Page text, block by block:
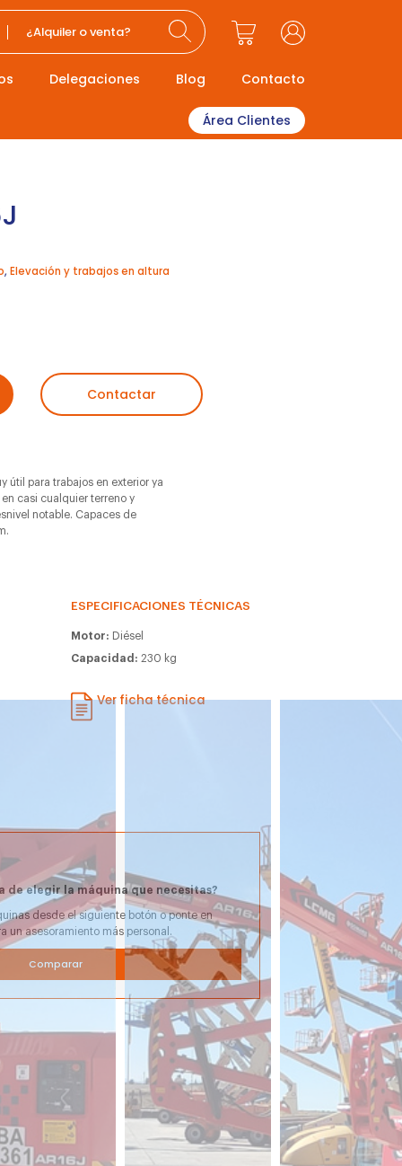
¿Alquiler o venta?
Delegaciones Blog Contacto
Área Clientes
,Elevación y trabajos en altura
Contactar
útil para trabajos en exterior ya
casi cualquier terreno y
notable. Capaces de
ESPECIFICACIONES TÉCNICAS
Motor: Diésel
Capacidad:230 kg
Ver ficha técnica
de elegir la máquina que necesitas?
desde el siguiente botón o ponte en
un asesoramiento más personal.
Comparar